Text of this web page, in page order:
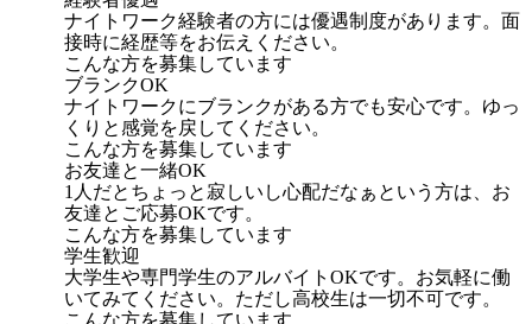
ナイトワーク経験者の方には優遇制度があります。面
接時に経歴等をお伝えください。
こんな方を募集しています
ブランクOK
ナイトワークにブランクがある方でも安心です。ゆっ
くりと感覚を戻してください。
こんな方を募集しています
お友達と一緒OK
1人だとちょっと寂しいし心配だなぁという方は、お
友達とご応募OKです。
こんな方を募集しています
学生歓迎
大学生や専門学生のアルバイトOKです。お気軽に働
いてみてください。ただし高校生は一切不可です。
こんな方を募集しています